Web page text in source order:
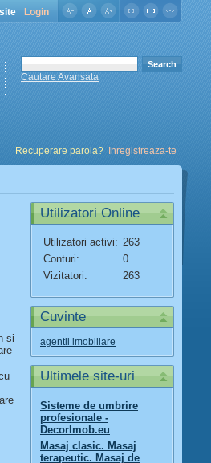
Login
Cautare Avansata
Recuperare parola?
Inregistreaza-te
si
Utilizatori Online
Utilizatori activi: 263
Conturi:
0
Vizitatori:
263
Cuvinte
agentii imobiliare
Ultimele site-uri
Sisteme de umbrire
profesionale -
DecorImob.eu
Masaj clasic. Masaj
terapeutic. Masaj de